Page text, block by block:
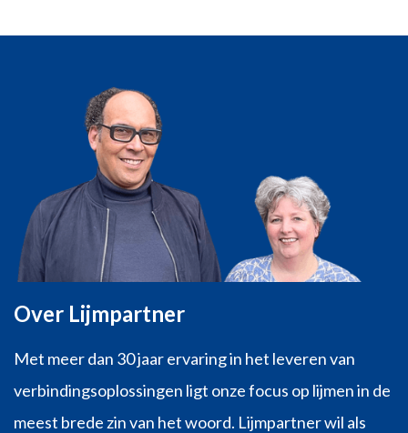
Over Lijmpartner
Met meer dan 30 jaar ervaring in het leveren van
verbindingsoplossingen ligt onze focus op lijmen in de
meest brede zin van het woord. Lijmpartner wil als